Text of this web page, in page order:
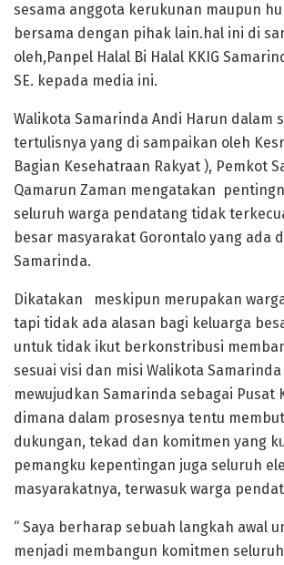
sesama anggota kerukunan maupun
bersama dengan pihak lain.hal ini di
oleh,Panpel Halal Bi Halal KKIG
SE. kepada media ini.
Walikota Samarinda Andi Harun dalam
tertulisnya yang di sampaikan oleh
Bagian Kesehatraan Rakyat ), Pemkot
Qamarun Zaman mengatakan
seluruh warga pendatang tidak
besar masyarakat Gorontalo yang ada
Samarinda.
Dikatakan meskipun merupakan
tapi tidak ada alasan bagi keluarga
untuk tidak ikut berkonstribusi
sesuai visi dan misi Walikota
mewujudkan Samarinda sebagai Pusat
dimana dalam prosesnya tentu
dukungan, tekad dan komitmen yang
pemangku kepentingan juga seluruh
masyarakatnya, terwasuk warga
“ Saya berharap sebuah langkah awal
menjadi membangun komitmen